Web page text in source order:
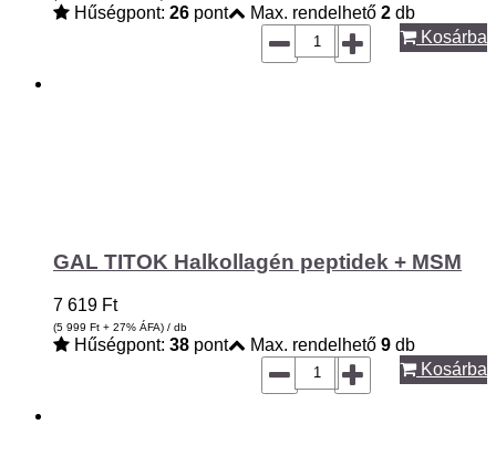
Hűségpont: 26 pont Max. rendelhető 2 db
Kosárba
GAL TITOK Halkollagén peptidek + MSM
7 619 Ft
(5 999 Ft + 27% ÁFA) / db
Hűségpont: 38 pont Max. rendelhető 9 db
Kosárba